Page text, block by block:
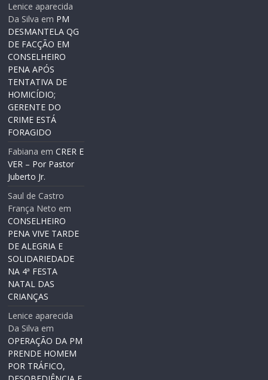
Lenice aparecida
Da Silva em PM
DESMANTELA QG
DE FACÇÃO EM
CONSELHEIRO
PENA APÓS
TENTATIVA DE
HOMICÍDIO;
GERENTE DO
CRIME ESTÁ
FORAGIDO
Fabiana emCRER E
VER – Por Pastor
Juberto Jr.
Saul de Castro
França Neto em
CONSELHEIRO
PENA VIVE TARDE
DE ALEGRIA E
SOLIDARIEDADE
NA 4ª FESTA
NATAL DAS
CRIANÇAS
Lenice aparecida
Da Silva em
OPERAÇÃO DA PM
PRENDE HOMEM
POR TRÁFICO,